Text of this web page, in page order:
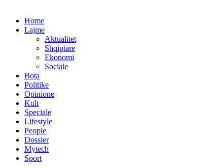
Home
Lajme
Aktualitet
Shqiptare
Ekonomi
Sociale
Bota
Politike
Opinione
Kult
Speciale
Lifestyle
People
Dossier
Mytech
Sport